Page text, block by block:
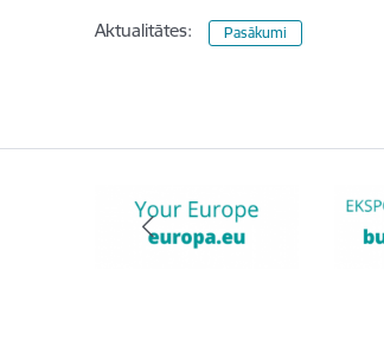
Aktualitātes: Pasākumi